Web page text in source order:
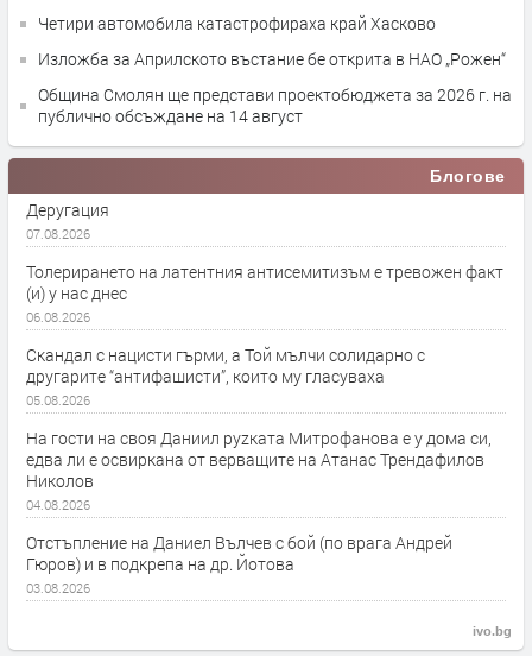
Четири автомобила катастрофираха край Хасково
Изложба за Априлското въстание бе открита в НАО „Рожен“
Община Смолян ще представи проектобюджета за 2026 г. на
публично обсъждане на 14 август
Блогове
Деругация
07.08.2026
Толерирането на латентния антисемитизъм е тревожен факт
(и) у нас днес
06.08.2026
Скандал с нацисти гърми, а Той мълчи солидарно с
другарите “антифашисти”, които му гласуваха
05.08.2026
На гости на своя Даниил руzката Митрофанова е у дома си,
едва ли е освиркана от верващите на Атанас Трендафилов
Николов
04.08.2026
Отстъпление на Даниел Вълчев с бой (по врага Андрей
Гюров) и в подкрепа на др. Йотова
03.08.2026
ivo.bg